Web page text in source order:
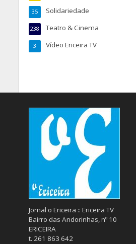
Solidariedade
35
Teatro & Cinema
238
Vídeo Ericeira TV
3
Jornal o Ericeira :: Ericeira TV
Bairro das Andorinhas, nº 10
ERICEIRA
t. 261 863 642